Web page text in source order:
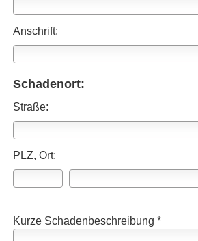
Anschrift:
Schadenort:
Straße:
PLZ, Ort:
Kurze Schadenbeschreibung *